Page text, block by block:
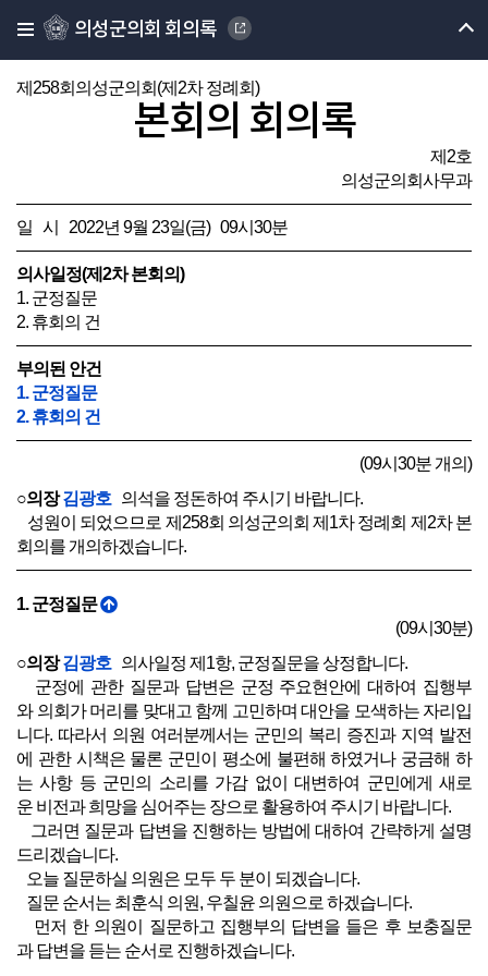
의성군의회 회의록
제258회의성군의회(제2차 정례회)
본회의 회의록
제2호
의성군의회사무과
일 시 2022년 9월 23일(금) 09시30분
의사일정(제2차 본회의)
1. 군정질문
2. 휴회의 건
부의된 안건
1. 군정질문
2. 휴회의 건
(09시30분 개의)
○의장김광호 의석을 정돈하여 주시기 바랍니다.
성원이 되었으므로 제258회 의성군의회 제1차 정례회 제2차 본
회의를 개의하겠습니다.
1. 군정질문
(09시30분)
○의장김광호 의사일정 제1항, 군정질문을 상정합니다.
군정에 관한 질문과 답변은 군정 주요현안에 대하여 집행부
와 의회가 머리를 맞대고 함께 고민하며 대안을 모색하는 자리입
니다. 따라서 의원 여러분께서는 군민의 복리 증진과 지역 발전
에 관한 시책은 물론 군민이 평소에 불편해 하였거나 궁금해 하
는 사항 등 군민의 소리를 가감 없이 대변하여 군민에게 새로
운 비전과 희망을 심어주는 장으로 활용하여 주시기 바랍니다.
그러면 질문과 답변을 진행하는 방법에 대하여 간략하게 설명
드리겠습니다.
오늘 질문하실 의원은 모두 두 분이 되겠습니다.
질문 순서는 최훈식 의원, 우칠윤 의원으로 하겠습니다.
먼저 한 의원이 질문하고 집행부의 답변을 들은 후 보충질문
과 답변을 듣는 순서로 진행하겠습니다.